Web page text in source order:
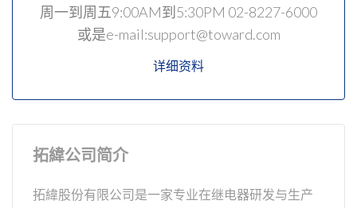
周一到周五9:00AM到5:30PM 02-8227-6000
或是e-mail:support@toward.com
详细资料
拓緯公司简介
拓緯股份有限公司是一家专业在继电器研发与生产